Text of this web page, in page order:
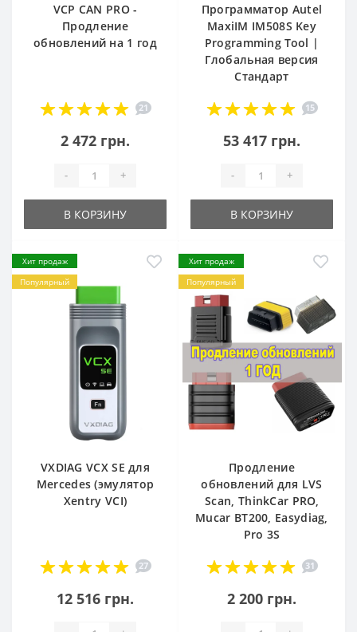
VCP CAN PRO -
Продление
обновлений на 1 год
21
2 472 грн.
- +
В КОРЗИНУ
Программатор Autel
MaxiIM IM508S Key
Programming Tool |
Глобальная версия
Стандарт
15
53 417 грн.
- +
В КОРЗИНУ
Хит продаж
Популярный
VXDIAG VCX SE для
Mercedes (эмулятор
Xentry VCI)
27
12 516 грн.
Хит продаж
Популярный
Продление
обновлений для LVS
Scan, ThinkCar PRO,
Mucar BT200, Easydiag,
Pro 3S
31
2 200 грн.